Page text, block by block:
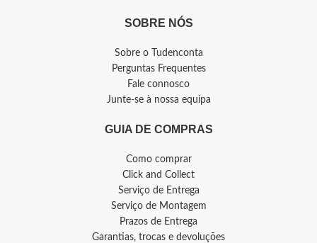
SOBRE NÓS
Sobre o Tudenconta
Perguntas Frequentes
Fale connosco
Junte-se à nossa equipa
GUIA DE COMPRAS
Como comprar
Click and Collect
Serviço de Entrega
Serviço de Montagem
Prazos de Entrega
Garantias, trocas e devoluções